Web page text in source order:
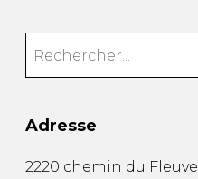
Adresse
2220 chemin du Fleuve